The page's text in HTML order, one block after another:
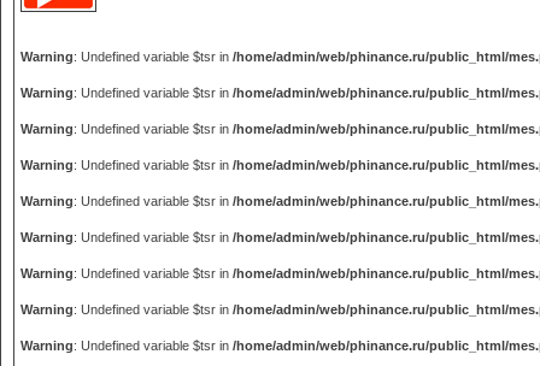
Warning: Undefined variable $tsr in /home/admin/web/phinance.ru/public_html/
Warning: Undefined variable $tsr in /home/admin/web/phinance.ru/public_html/
Warning: Undefined variable $tsr in /home/admin/web/phinance.ru/public_html/
Warning: Undefined variable $tsr in /home/admin/web/phinance.ru/public_html/
Warning: Undefined variable $tsr in /home/admin/web/phinance.ru/public_html/
Warning: Undefined variable $tsr in /home/admin/web/phinance.ru/public_html/
Warning: Undefined variable $tsr in /home/admin/web/phinance.ru/public_html/
Warning: Undefined variable $tsr in /home/admin/web/phinance.ru/public_html/
Warning: Undefined variable $tsr in /home/admin/web/phinance.ru/public_html/